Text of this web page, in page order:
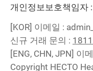
개인정보보호책임자
[KOR] 이메일 :
신규 거래 문의 :
[ENG, CHN, JPN] 이
Copyright HECTO